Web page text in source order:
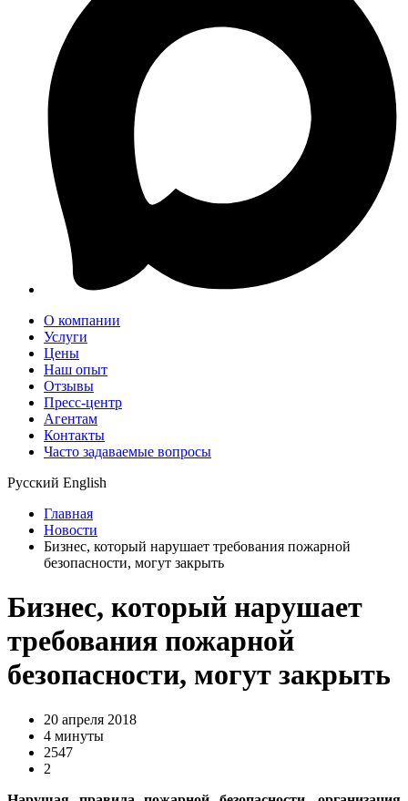
О компании
Услуги
Цены
Наш опыт
Отзывы
Пресс-центр
Агентам
Контакты
Часто задаваемые вопросы
Русский English
Главная
Новости
Бизнес, который нарушает требования пожарной
безопасности, могут закрыть
Бизнес, который нарушает
требования пожарной
безопасности, могут закрыть
20 апреля 2018
4 минуты
2547
2